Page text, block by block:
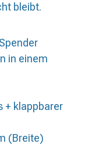
bleibt.
in einem
+ klappbarer
(Breite)